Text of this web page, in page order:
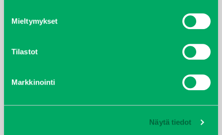
Mieltymykset
Tilastot
Markkinointi
Näytä tiedot
lokakuu 2021